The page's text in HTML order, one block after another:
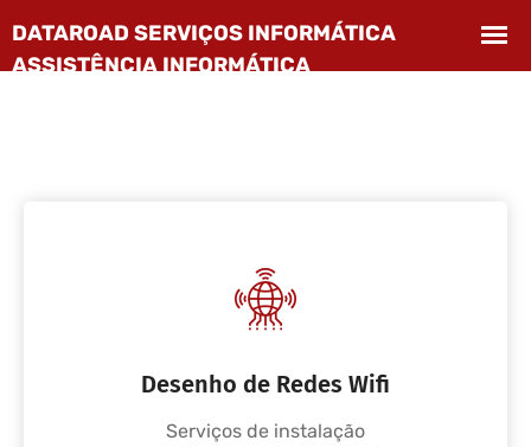
Desenho de Redes Wifi
Serviços de instalação